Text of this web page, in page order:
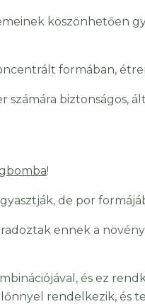
köszönhetően
formában,
számára biztonságos,
!
de por
ennek a
és ez
rendelkezik, és